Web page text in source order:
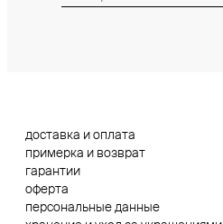
доставка и оплата
примерка и возврат
гарантии
оферта
персональные данные